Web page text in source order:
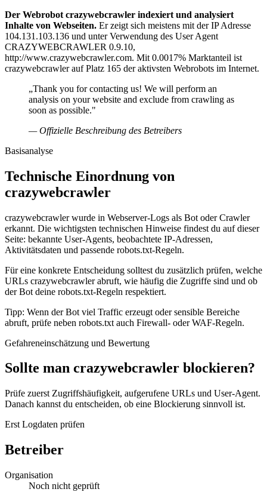
Der Webrobot crazywebcrawler indexiert und analysiert
Inhalte von Webseiten. Er zeigt sich meistens mit der IP Adresse
104.131.103.136 und unter Verwendung des User Agent
CRAZYWEBCRAWLER 0.9.10,
http://www.crazywebcrawler.com. Mit 0.0017% Marktanteil ist
crazywebcrawler auf Platz 165 der aktivsten Webrobots im Internet.
„Thank you for contacting us! We will perform an
analysis on your website and exclude from crawling as
soon as possible."
— Offizielle Beschreibung des Betreibers
Basisanalyse
Technische Einordnung von
crazywebcrawler
crazywebcrawler wurde in Webserver-Logs als Bot oder Crawler
erkannt. Die wichtigsten technischen Hinweise findest du auf dieser
Seite: bekannte User-Agents, beobachtete IP-Adressen,
Aktivitätsdaten und passende robots.txt-Regeln.
Für eine konkrete Entscheidung solltest du zusätzlich prüfen, welche
URLs crazywebcrawler abruft, wie häufig die Zugriffe sind und ob
der Bot deine robots.txt-Regeln respektiert.
Tipp: Wenn der Bot viel Traffic erzeugt oder sensible Bereiche
abruft, prüfe neben robots.txt auch Firewall- oder WAF-Regeln.
Gefahreneinschätzung und Bewertung
Sollte man crazywebcrawler blockieren?
Prüfe zuerst Zugriffshäufigkeit, aufgerufene URLs und User-Agent.
Danach kannst du entscheiden, ob eine Blockierung sinnvoll ist.
Erst Logdaten prüfen
Betreiber
Organisation
Noch nicht geprüft